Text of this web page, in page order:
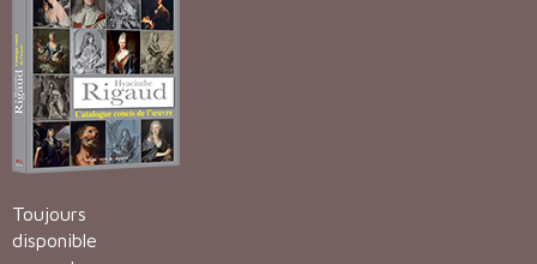
Toujours
disponible